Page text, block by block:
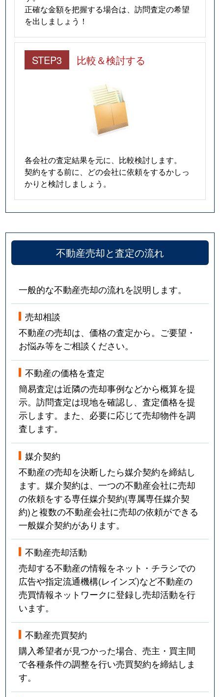
正確な金額を把握する場合は、訪問査定の希望
を出しましょう！
STEP3 比較＆検討する
各会社の査定結果を元に、比較検討します。
契約をする前に、どの会社に依頼をするかしっ
かりと検討しましょう。
不動産売却と査定の流れ
一般的な不動産売却の流れを説明します。
売却相談
不動産の売却は、価格の査定から。ご要望・
お悩み等をご相談ください。
不動産の価格を査定
簡易査定は近隣の売却事例などから概算を提
示。訪問査定は現地を確認し、査定価格を提
示します。また、必要に応じて売却物件を調
査します。
媒介契約
不動産の売却を決断したら媒介契約を締結し
ます。媒介契約は、一つの不動産会社に売却
の依頼をする専任媒介契約(専属専任媒介契
約)と複数の不動産会社に売却の依頼ができる
一般媒介契約があります。
不動産売却活動
売却する不動産の情報をネット・チラシでの
広告や指定流通機構(レインズ)など不動産の
売買情報ネットワークに登録し売却活動を行
います。
不動産売買契約
購入希望者が見つかった場合、売主・買主間
で各種条件の調整を行い売買契約を締結しま
す。